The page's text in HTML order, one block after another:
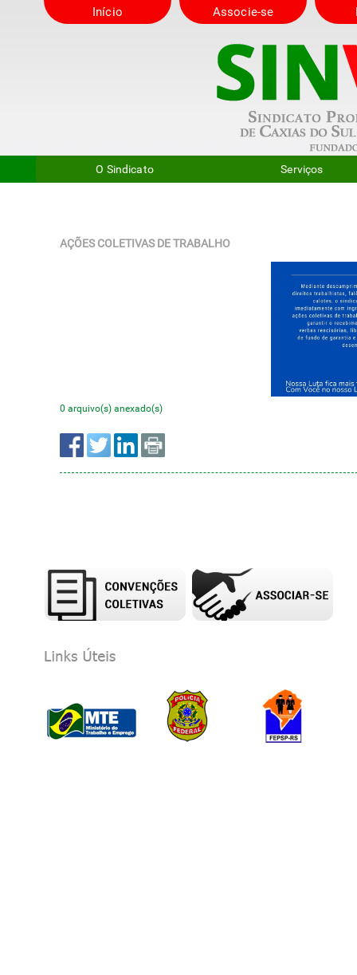
Início Associe-se
O Sindicato Serviços
AÇÕES COLETIVAS DE TRABALHO
0 arquivo(s) anexado(s)